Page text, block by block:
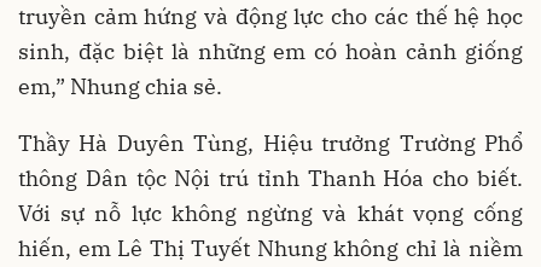
truyền cảm hứng và động lực cho các thế hệ học
sinh, đặc biệt là những em có hoàn cảnh giống
em,” Nhung chia sẻ.
Thầy Hà Duyên Tùng, Hiệu trưởng Trường Phổ
thông Dân tộc Nội trú tỉnh Thanh Hóa cho biết.
Với sự nỗ lực không ngừng và khát vọng cống
hiến, em Lê Thị Tuyết Nhung không chỉ là niềm